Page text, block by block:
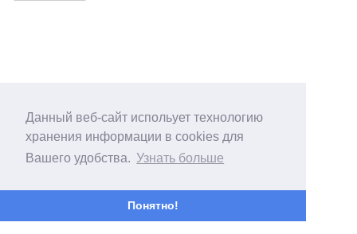
Данный веб-сайт испольует технологию
хранения информации в cookies для
Вашего удобства. Узнать больше
Понятно!